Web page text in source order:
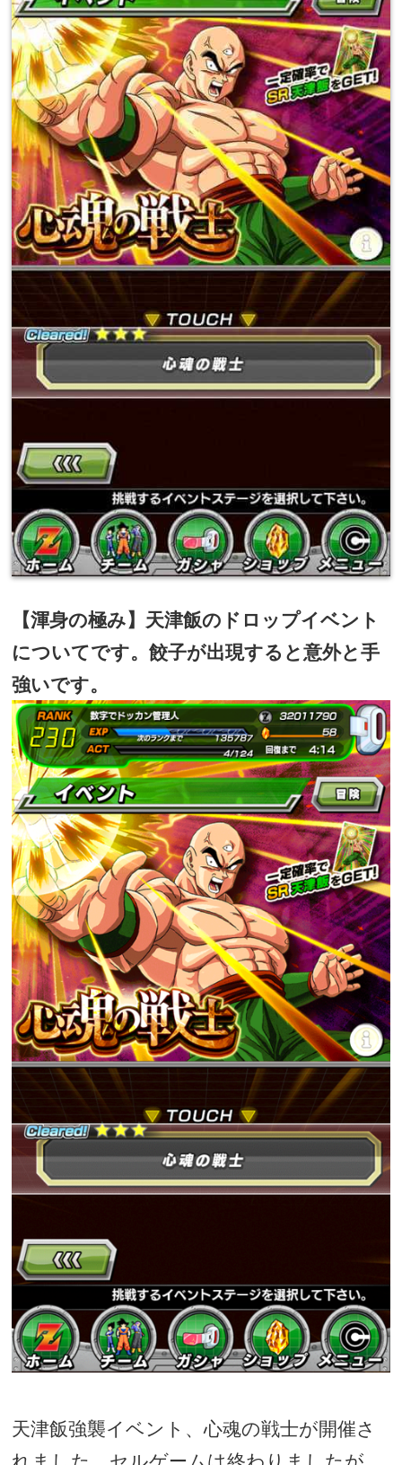
【渾身の極み】天津飯のドロップイベント
についてです。餃子が出現すると意外と手
強いです。
天津飯強襲イベント、心魂の戦士が開催さ